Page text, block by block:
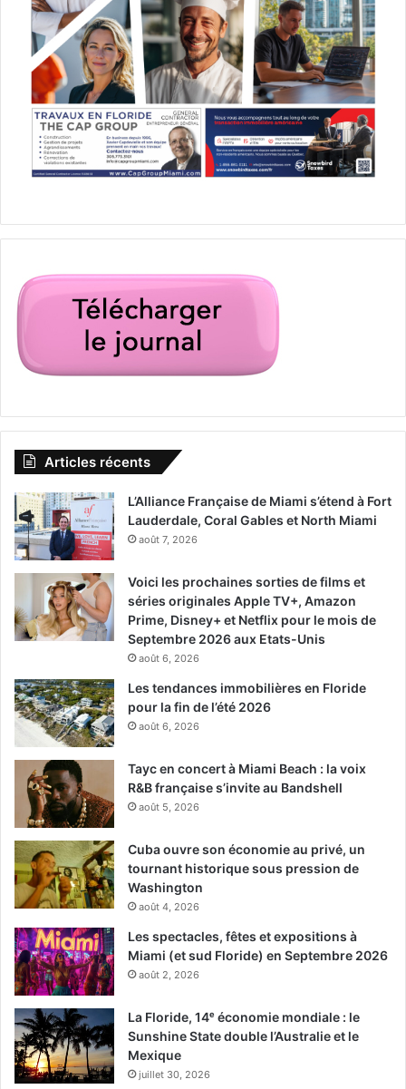
Articles récents
L’Alliance Française de Miami s’étend à Fort
Lauderdale, Coral Gables et North Miami
août 7, 2026
Voici les prochaines sorties de films et
séries originales Apple TV+, Amazon
Prime, Disney+ et Netflix pour le mois de
Septembre 2026 aux Etats-Unis
août 6, 2026
Les tendances immobilières en Floride
pour la fin de l’été 2026
août 6, 2026
Tayc en concert à Miami Beach : la voix
R&B française s’invite au Bandshell
août 5, 2026
Cuba ouvre son économie au privé, un
tournant historique sous pression de
Washington
août 4, 2026
Les spectacles, fêtes et expositions à
Miami (et sud Floride) en Septembre 2026
août 2, 2026
La Floride, 14ᵉ économie mondiale : le
Sunshine State double l’Australie et le
Mexique
juillet 30, 2026